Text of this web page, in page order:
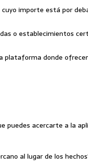
importe está por
o establecimientos
plataforma donde
puedes acercarte a la
al lugar de los